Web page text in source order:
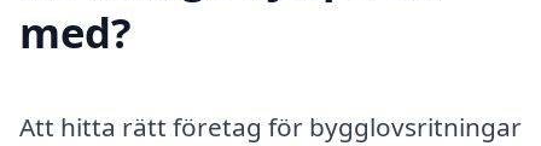
med?
Att hitta rätt företag för bygglovsritningar